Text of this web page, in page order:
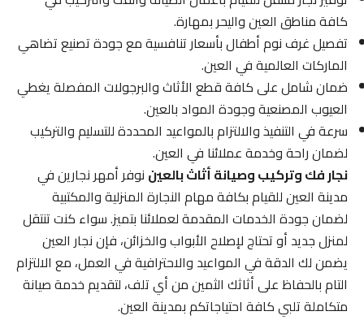
كافة مناطق العين واليحر بمهارة.
تفصيل غرف نوم أطفال بأسعار تنافسية مع جودة تصنيع تضاهي
الماركات العالمية في العين.
ضمان شامل على كافة قطع الأثاث والبرجولات المفصلة يغطي
العيوب المصنعية وجودة المواد بالعين.
سرعة في التنفيذ والالتزام بالمواعيد المحددة للتسليم والتركيب
لضمان راحة وخدمة عملائنا في العين.
نجار فك وتركيب وصيانة أثاث بالعيننوفر أمهر نجارين في
مدينة العين للقيام بكافة مهام النجارة المنزلية والمكتبية
لضمان جودة الخدمات المقدمة لعملائنا بتميز. سواء كنت تنتقل
لمنزل جديد أو تحتاج لإصلاح الأبواب والخزائن، فإن نجار العين
يضمن لك الدقة في المواعيد والاحترافية في العمل، مع الالتزام
التام بالحفاظ على أثاثك الثمين من أي تلف، لتقديم خدمة صيانة
متكاملة تلبي كافة احتياجاتكم بمدينة العين.